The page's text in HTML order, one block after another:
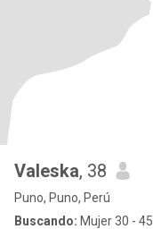
Valeska, 38
Puno, Puno, Perú
Buscando: Mujer 30 - 45